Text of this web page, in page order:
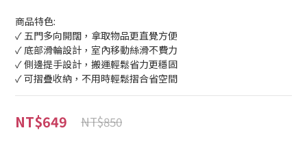
商品特色:
✓ 五門多向開闊，拿取物品更直覺方便
✓ 底部滑輪設計，室內移動絲滑不費力
✓ 側邊提手設計，搬運輕鬆省力更穩固
✓ 可摺疊收納，不用時輕鬆摺合省空間
NT$649 NT$850